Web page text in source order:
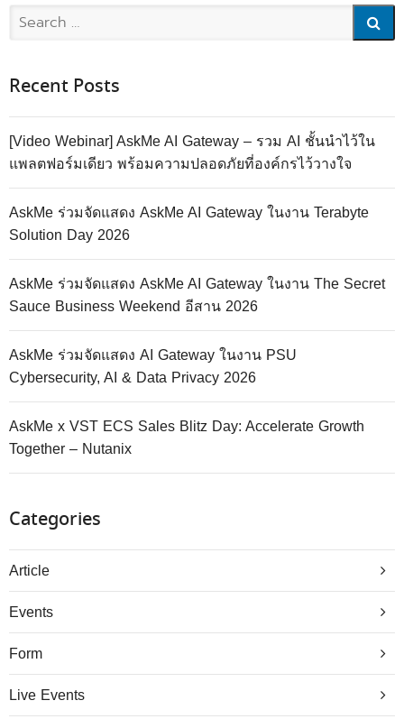
Search
Recent Posts
[Video Webinar] AskMe AI Gateway – รวม AI ชั้นนำไว้ใน
แพลตฟอร์มเดียว พร้อมความปลอดภัยที่องค์กรไว้วางใจ
AskMe ร่วมจัดแสดง AskMe AI Gateway ในงาน Terabyte
Solution Day 2026
AskMe ร่วมจัดแสดง AskMe AI Gateway ในงาน The Secret
Sauce Business Weekend อีสาน 2026
AskMe ร่วมจัดแสดง AI Gateway ในงาน PSU
Cybersecurity, AI & Data Privacy 2026
AskMe x VST ECS Sales Blitz Day: Accelerate Growth
Together – Nutanix
Categories
Article
Events
Form
Live Events